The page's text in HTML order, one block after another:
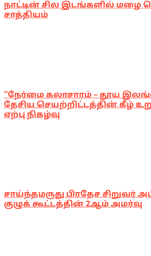
நாட்டின் சில இடங்களில் மழை
சாத்தியம்
“நேர்மை கலாசாரம் – தூய
தேசிய செயற்றிட்டத்தின் கீழ்
ஏற்பு நிகழ்வு
சாய்ந்தமருது பிரதேச சிறுவர்
குழுக் கூட்டத்தின் 2ஆம் அமர்வு